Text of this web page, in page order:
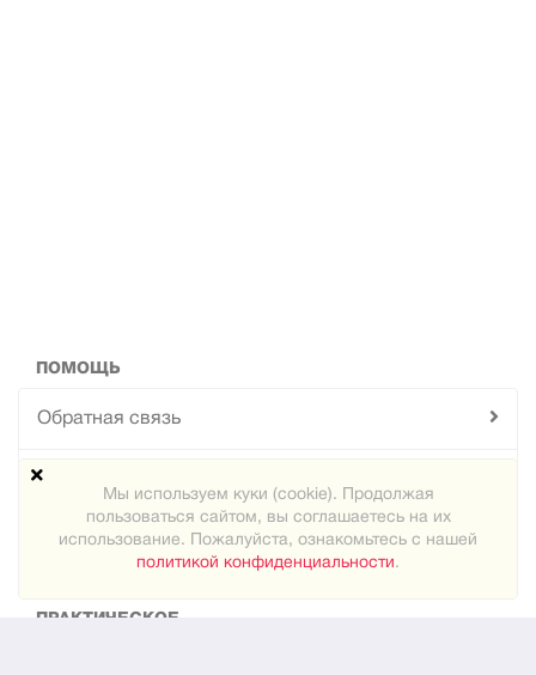
ПОМОЩЬ
Обратная связь
Техподдержка
Карта сайта
ПРАКТИЧЕСКОЕ
Мы используем куки (cookie). Продолжая
пользоваться сайтом, вы соглашаетесь на их
использование. Пожалуйста, ознакомьтесь с нашей
политикой конфиденциальности.